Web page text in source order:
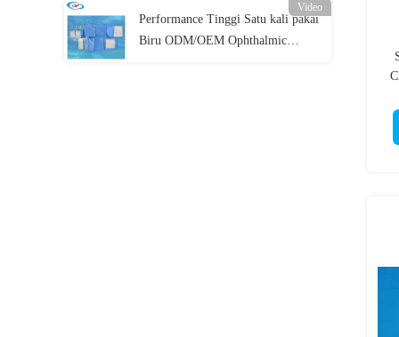
Video
Performance Tinggi Satu kali pakai
Biru ODM/OEM Ophthalmic